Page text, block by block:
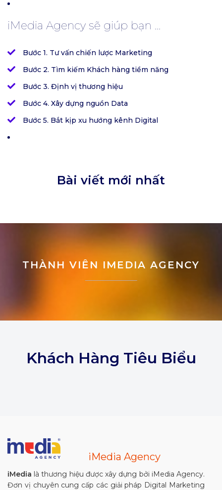
iMedia Agency sẽ giúp bạn ...
Bước 1. Tư vấn chiến lược Marketing
Bước 2. Tìm kiếm Khách hàng tiềm năng
Bước 3. Định vị thương hiệu
Bước 4. Xây dựng nguồn Data
Bước 5. Bắt kịp xu hướng kênh Digital
Bài viết mới nhất
THÀNH VIÊN IMEDIA AGENCY
Khách Hàng Tiêu Biểu
iMedia Agency
iMedia là thương hiệu được xây dựng bởi iMedia Agency.
Đơn vị chuyên cung cấp các giải pháp Digital Marketing